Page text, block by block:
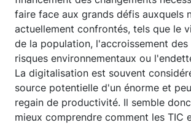
faire face aux grands défis auxquels
actuellement confrontés, tels que le
de la population, l'accroissement des
risques environnementaux ou
La digitalisation est souvent
source potentielle d'un énorme et
regain de productivité. Il semble
mieux comprendre comment les TIC